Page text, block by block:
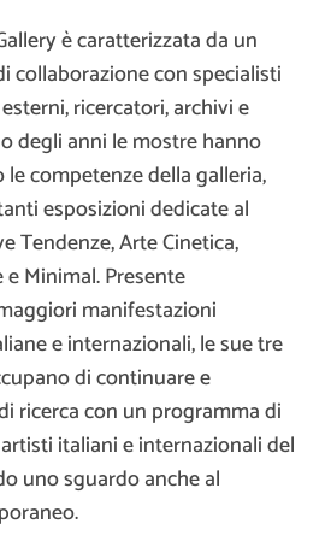
è caratterizzata da un
collaborazione con specialisti
ricercatori, archivi e
degli anni le mostre hanno
competenze della galleria,
esposizioni dedicate al
Tendenze, Arte Cinetica,
Minimal. Presente
manifestazioni
e internazionali, le sue tre
di continuare e
ricerca con un programma di
italiani e internazionali del
uno sguardo anche al